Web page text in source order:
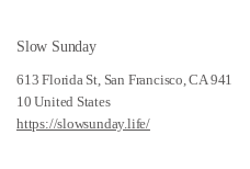
Slow Sunday
613 Florida St, San Francisco, CA 941
10 United States
https://slowsunday.life/